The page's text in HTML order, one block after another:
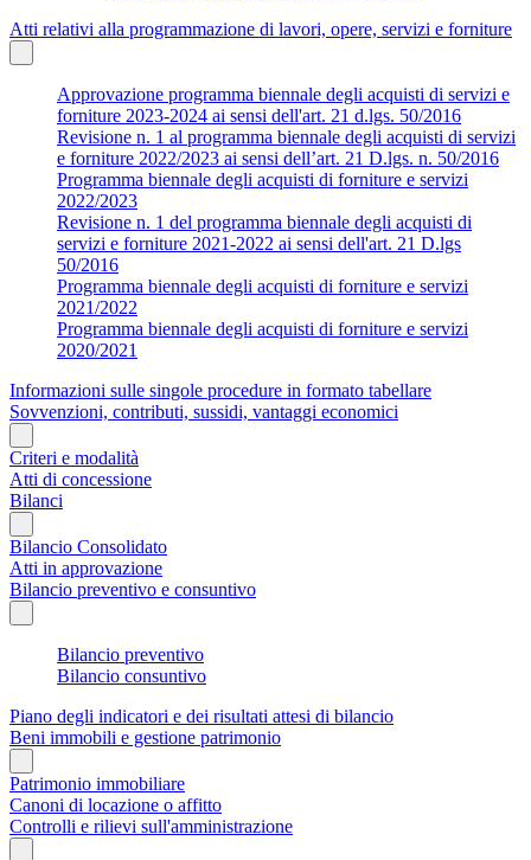
Atti relativi alla programmazione di lavori, opere, servizi e forniture
Approvazione programma biennale degli acquisti di servizi e
forniture 2023-2024 ai sensi dell'art. 21 d.lgs. 50/2016
Revisione n. 1 al programma biennale degli acquisti di servizi
e forniture 2022/2023 ai sensi dell’art. 21 D.lgs. n. 50/2016
Programma biennale degli acquisti di forniture e servizi
2022/2023
Revisione n. 1 del programma biennale degli acquisti di
servizi e forniture 2021-2022 ai sensi dell'art. 21 D.lgs
50/2016
Programma biennale degli acquisti di forniture e servizi
2021/2022
Programma biennale degli acquisti di forniture e servizi
2020/2021
Informazioni sulle singole procedure in formato tabellare
Sovvenzioni, contributi, sussidi, vantaggi economici
Criteri e modalità
Atti di concessione
Bilanci
Bilancio Consolidato
Atti in approvazione
Bilancio preventivo e consuntivo
Bilancio preventivo
Bilancio consuntivo
Piano degli indicatori e dei risultati attesi di bilancio
Beni immobili e gestione patrimonio
Patrimonio immobiliare
Canoni di locazione o affitto
Controlli e rilievi sull'amministrazione